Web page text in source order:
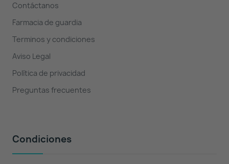
Contáctanos
Farmacia de guardia
Terminos y condiciones
Aviso Legal
Política de privacidad
Preguntas frecuentes
Condiciones